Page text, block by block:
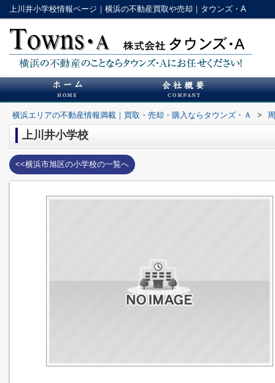
上川井小学校情報ページ｜横浜の不動産買取や売却｜タウンズ・A
横浜エリアの不動産情報満載｜買取・売却・購入ならタウンズ・Ａ >
上川井小学校
<<横浜市旭区の小学校の一覧へ